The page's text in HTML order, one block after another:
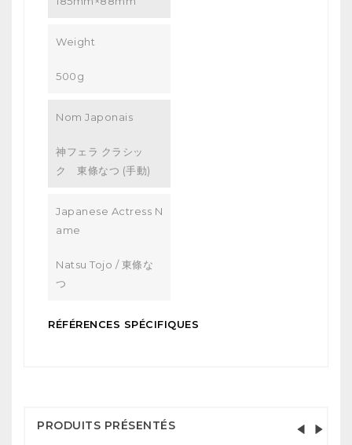
Weight
500g
Nom Japonais
神フェラ クラシッ
ク 東條なつ (手動)
Japanese Actress N
Ame
Natsu Tojo / 東條な
つ
RÉFÉRENCES SPÉCIFIQUES
PRODUITS PRÉSENTÉS